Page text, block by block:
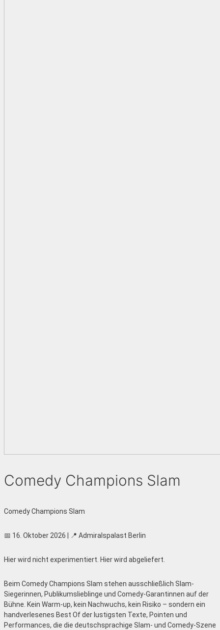
Comedy Champions Slam
Comedy Champions Slam
📅 16. Oktober 2026 | 📍 Admiralspalast Berlin
Hier wird nicht experimentiert. Hier wird abgeliefert.
Beim Comedy Champions Slam stehen ausschließlich Slam-
Siegerinnen, Publikums­lieblinge und Comedy-Garantinnen auf der
Bühne. Kein Warm-up, kein Nachwuchs, kein Risiko – sondern ein
handverlesenes Best Of der lustigsten Texte, Pointen und
Performances, die die deutschsprachige Slam- und Comedy-Szene